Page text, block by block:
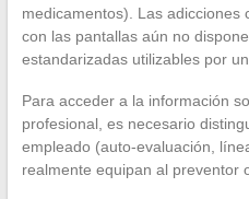
medicamentos). Las adicciones
con las pantallas aún no
estandarizadas utilizables por
Para acceder a la información
profesional, es necesario
empleado (auto-evaluación,
realmente equipan al preventor